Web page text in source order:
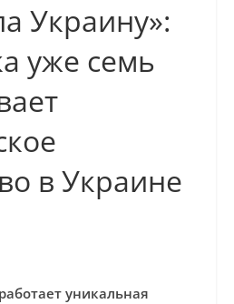
Украину»:
уже семь
в Украине
уникальная